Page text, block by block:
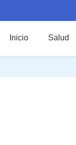
Inicio Salud